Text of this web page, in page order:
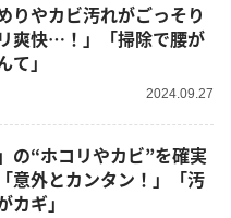
りやカビ汚れがごっそり
爽快…！」「掃除で腰が
」
2024.09.27
の“ホコリやカビ”を確実
意外とカンタン！」「汚
ギ」